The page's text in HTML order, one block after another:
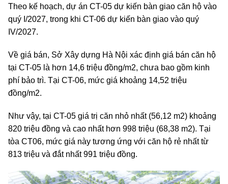
Theo kế hoạch, dự án CT-05 dự kiến bàn giao căn hộ vào
quý I/2027, trong khi CT-06 dự kiến bàn giao vào quý
IV/2027.
Về giá bán, Sở Xây dựng Hà Nội xác định giá bán căn hộ
tại CT-05 là hơn 14,6 triệu đồng/m2, chưa bao gồm kinh
phí bảo trì. Tại CT-06, mức giá khoảng 14,52 triệu
đồng/m2.
Như vậy, tại CT-05 giá trị căn nhỏ nhất (56,12 m2) khoảng
820 triệu đồng và cao nhất hơn 998 triệu (68,38 m2). Tại
tòa CT06, mức giá này tương ứng với căn hộ rẻ nhất từ
813 triệu và đắt nhất 991 triệu đồng.